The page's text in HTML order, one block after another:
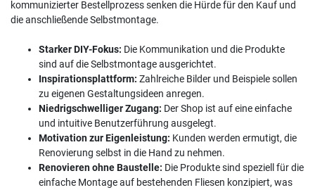
kommunizierter Bestellprozess senken die Hürde für den Kauf und
die anschließende Selbstmontage.
Starker DIY-Fokus: Die Kommunikation und die Produkte
sind auf die Selbstmontage ausgerichtet.
Inspirationsplattform: Zahlreiche Bilder und Beispiele sollen
zu eigenen Gestaltungsideen anregen.
Niedrigschwelliger Zugang: Der Shop ist auf eine einfache
und intuitive Benutzerführung ausgelegt.
Motivation zur Eigenleistung: Kunden werden ermutigt, die
Renovierung selbst in die Hand zu nehmen.
Renovieren ohne Baustelle: Die Produkte sind speziell für die
einfache Montage auf bestehenden Fliesen konzipiert, was